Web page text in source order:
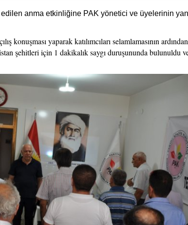
anma etkinliğine PAK yönetici ve üyelerinin
konuşması yaparak katılımcıları selamlamasının
şehitleri için 1 dakikalık saygı duruşununda bulunuldu